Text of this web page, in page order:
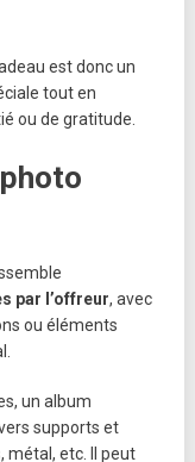
est donc un
tout en
ou de gratitude.
par l’offreur, avec
ou éléments
un album
supports et
métal, etc. Il peut